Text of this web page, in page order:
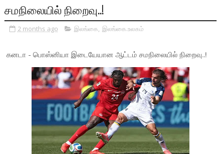
சமநிலையில் நிறைவு..!
2 months ago இலங்கை, இலங்கை.உலகம்
கனடா - பொஸ்னியா இடையேயான ஆட்டம் சமநிலையில் நிறைவு..!